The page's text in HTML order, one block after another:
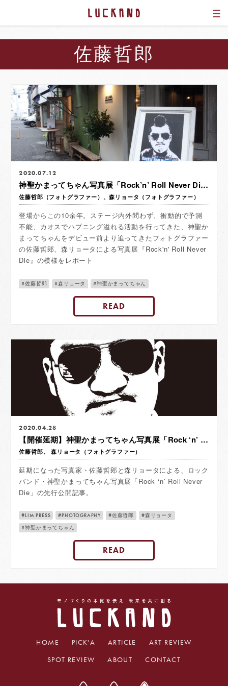
佐藤哲郎
2020.07.12
神聖かまってちゃん写真展「Rock’n’ Roll Never Die」
佐藤哲郎（フォトグラファー）、森リョータ（フォトグラファー）
登場からこの10余年。ステージ内外問わず、衝動的で予測
不能、カオスでハプニング溢れる活動を行ってきた、神聖か
まってちゃんをデビュー前より追ってきたフォトグラファー
の佐藤哲郎、森リョータによる写真展『Rock'n' Roll Never
Die』の模様をレポート
佐藤哲郎 森リョータ 神聖かまってちゃん
READ
2020.04.28
【開催延期】神聖かまってちゃん写真展「Rock ‘n’ Roll Never Die」
佐藤哲郎、 森リョータ（フォトグラファー）
延期になった写真家・佐藤哲郎と森リョータによる、ロック
バンド・神聖かまってちゃん写真展「Rock ‘n’ Roll Never
Die」の先行公開記事。
LIM PRESS PHOTOGRAPHY 佐藤哲郎
森リョータ
神聖かまってちゃん
READ
HOME PICK'A ARTICLE
ART REVIEW
SPOT REVIEW
ABOUT CONTACT